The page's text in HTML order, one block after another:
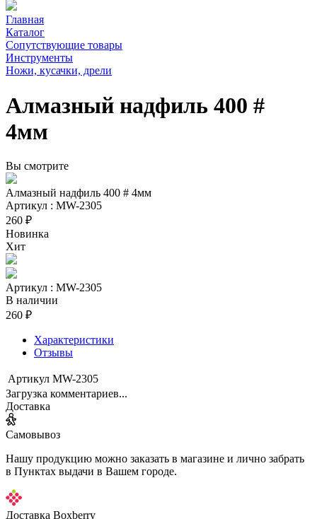
Главная
Каталог
Сопутствующие товары
Инструменты
Ножи, кусачки, дрели
Алмазный надфиль 400 #
4мм
Вы смотрите
Алмазный надфиль 400 # 4мм
Артикул : MW-2305
260 ₽
Новинка
Хит
Артикул : MW-2305
В наличии
260 ₽
Характеристики
Отзывы
Артикул MW-2305
Загрузка комментариев...
Доставка
Самовывоз
Нашу продукцию можно заказать в магазине и лично забрать
в Пунктах выдачи в Вашем городе.
Доставка Boxberry